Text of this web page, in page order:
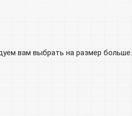
вам выбрать на размер больше.